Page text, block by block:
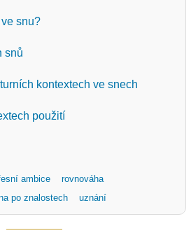
snu?
snů
kontextech ve snech
použití
ambice
rovnováha
po znalostech uznání